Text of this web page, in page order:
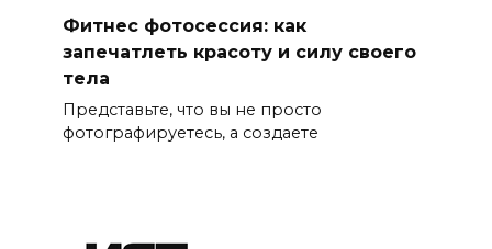
Фитнес фотосессия: как
запечатлеть красоту и силу своего
тела
Представьте, что вы не просто
фотографируетесь, а создаете